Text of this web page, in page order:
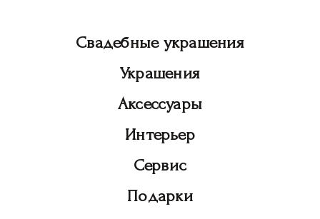
Свадебные украшения
Украшения
Аксессуары
Интерьер
Сервис
Подарки